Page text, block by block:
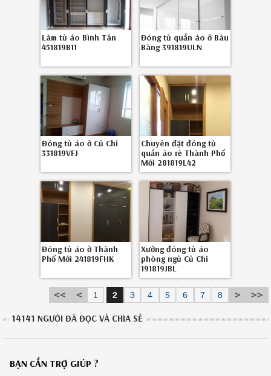
Làm tủ áo Bình Tân
451819B11
Đóng tủ quần áo ở Bàu
Bàng 391819ULN
Đóng tủ áo ở Củ Chi
331819VFJ
Chuyên đặt đóng tủ
quần áo rẻ Thành Phố
Mới 281819L42
Đóng tủ áo ở Thành
Phố Mới 241819FHK
Xưởng đóng tủ áo
phòng ngủ Củ Chi
191819JBL
1 2 3 4 5 6 7 8
14141 NGƯỜI ĐÃ ĐỌC VÀ CHIA SẺ
BẠN CẦN TRỢ GIÚP ?